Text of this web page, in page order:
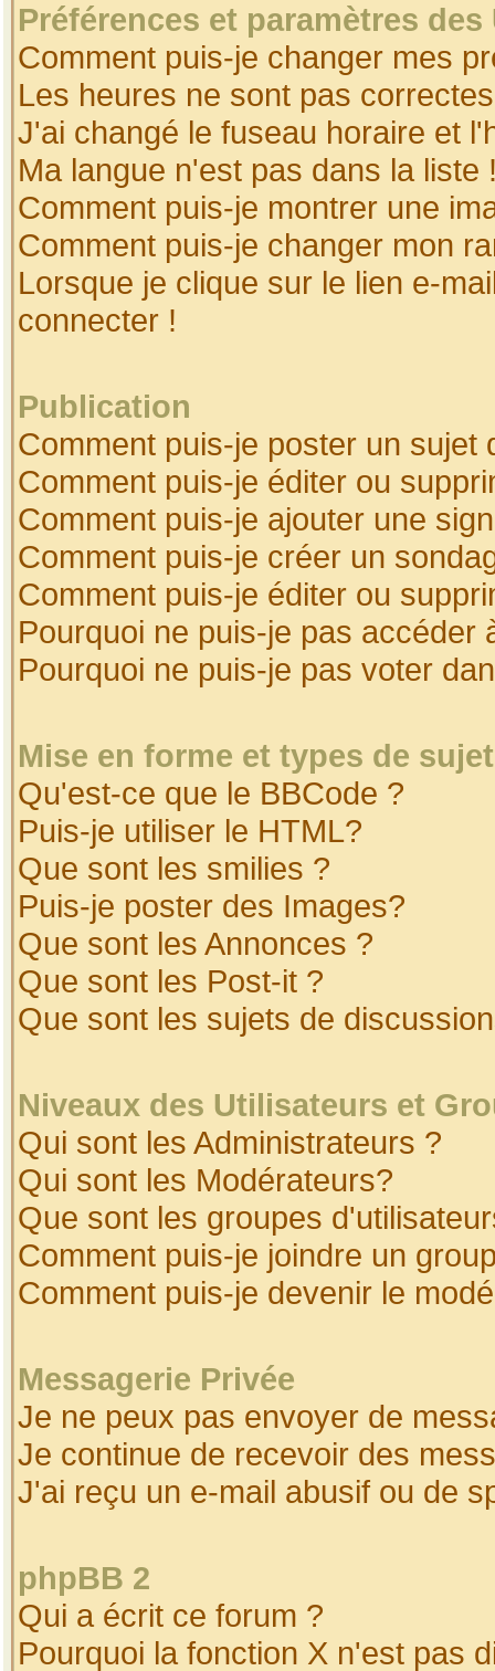
Préférences et paramètres
Comment puis-je changer mes
Les heures ne sont pas
J'ai changé le fuseau horaire et
Ma langue n'est pas dans la liste
Comment puis-je montrer une
Comment puis-je changer mon
Lorsque je clique sur le lien e-
connecter !
Publication
Comment puis-je poster un sujet
Comment puis-je éditer ou
Comment puis-je ajouter une
Comment puis-je créer un
Comment puis-je éditer ou
Pourquoi ne puis-je pas accéder
Pourquoi ne puis-je pas voter
Mise en forme et types de
Qu'est-ce que le BBCode ?
Puis-je utiliser le HTML?
Que sont les smilies ?
Puis-je poster des Images?
Que sont les Annonces ?
Que sont les Post-it ?
Que sont les sujets de
Niveaux des Utilisateurs et
Qui sont les Administrateurs ?
Qui sont les Modérateurs?
Que sont les groupes
Comment puis-je joindre un
Comment puis-je devenir le
Messagerie Privée
Je ne peux pas envoyer de
Je continue de recevoir des
J'ai reçu un e-mail abusif ou de
phpBB 2
Qui a écrit ce forum ?
Pourquoi la fonction X n'est pas